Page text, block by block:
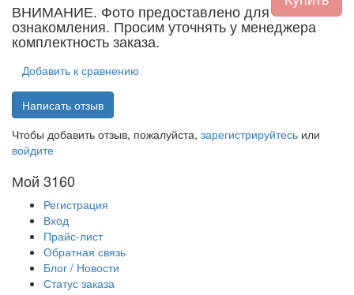
ВНИМАНИЕ. Фото предоставлено для
ознакомления. Просим уточнять у менеджера
комплектность заказа.
Добавить к сравнению
Написать отзыв
Чтобы добавить отзыв, пожалуйста, зарегистрируйтесь или
войдите
Мой 3160
Регистрация
Вход
Прайс-лист
Обратная связь
Блог / Новости
Статус заказа